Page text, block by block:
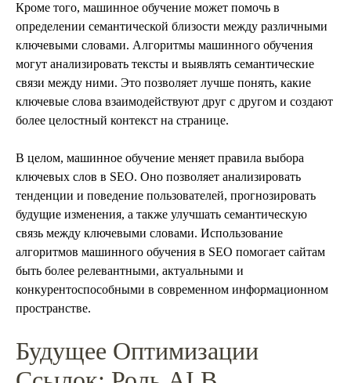
Кроме того, машинное обучение может помочь в
определении семантической близости между различными
ключевыми словами. Алгоритмы машинного обучения
могут анализировать тексты и выявлять семантические
связи между ними. Это позволяет лучше понять, какие
ключевые слова взаимодействуют друг с другом и создают
более целостный контекст на странице.
В целом, машинное обучение меняет правила выбора
ключевых слов в SEO. Оно позволяет анализировать
тенденции и поведение пользователей, прогнозировать
будущие изменения, а также улучшать семантическую
связь между ключевыми словами. Использование
алгоритмов машинного обучения в SEO помогает сайтам
быть более релевантными, актуальными и
конкурентоспособными в современном информационном
пространстве.
Будущее Оптимизации